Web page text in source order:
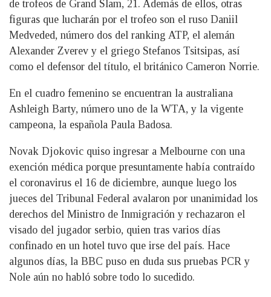
de trofeos de Grand Slam, 21. Además de ellos, otras
figuras que lucharán por el trofeo son el ruso Daniil
Medveded, número dos del ranking ATP, el alemán
Alexander Zverev y el griego Stefanos Tsitsipas, así
como el defensor del título, el británico Cameron Norrie.
En el cuadro femenino se encuentran la australiana
Ashleigh Barty, número uno de la WTA, y la vigente
campeona, la española Paula Badosa.
Novak Djokovic quiso ingresar a Melbourne con una
exención médica porque presuntamente había contraído
el coronavirus el 16 de diciembre, aunque luego los
jueces del Tribunal Federal avalaron por unanimidad los
derechos del Ministro de Inmigración y rechazaron el
visado del jugador serbio, quien tras varios días
confinado en un hotel tuvo que irse del país. Hace
algunos días, la BBC puso en duda sus pruebas PCR y
Nole aún no habló sobre todo lo sucedido.